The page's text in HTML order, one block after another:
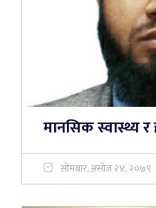
मानसिक स्वास्थ्य र
सोमबार, असोज २४, २०७९